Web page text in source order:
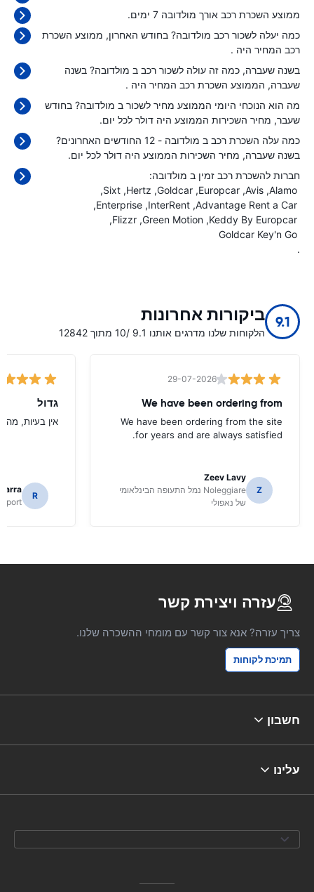
ממוצע השכרת רכב אורך מולדובה 7 ימים.
כמה יעלה לשכור רכב מולדובה? בחודש האחרון, ממוצע השכרת
רכב המחיר היה .
בשנה שעברה, כמה זה עולה לשכור רכב ב מולדובה? בשנה
שעברה, הממוצע השכרת רכב המחיר היה .
מה הוא הנוכחי היומי הממוצע מחיר לשכור ב מולדובה? בחודש
שעבר, מחיר השכירות הממוצע היה דולר לכל יום.
כמה עלה השכרת רכב ב מולדובה - 12 החודשים האחרונים?
בשנה שעברה, מחיר השכירות הממוצע היה דולר לכל יום.
חברות להשכרת רכב זמין ב מולדובה:
Alamo
Avis
Europcar
Goldcar
Hertz
Sixt
Advantage Rent a Car
InterRent
Enterprise
Keddy By Europcar
Green Motion
Flizzr
Goldcar Key'n Go
.
9.1 ביקורות אחרונות
הלקוחות שלנו מדרגים אותנו 9.1 /10 מתוך 12842
29-07-2026
We have been ordering from
We have been ordering from the site
for years and are always satisfied.
Z
Zeev Lavy
Noleggiare נמל התעופה הבינלאומי
של נאפולי
גדול
אין בעיות,
R
עזרה ויצירת קשר
צריך עזרה? אנא צור קשר עם מומחי ההשכרה שלנו.
תמיכת לקוחות
חשבון
עלינו